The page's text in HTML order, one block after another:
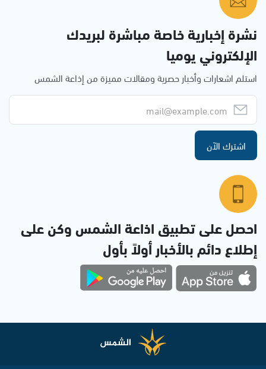
نشرة إخبارية خاصة مباشرة لبريدك
الإلكتروني يوميا
استلم اشعارات وأخبار حصرية ومقالات مميزة من إذاعة الشمس
اشترك الآن
احصل على تطبيق اذاعة الشمس وكن على
إطلاع دائم بالأخبار أولاً بأول